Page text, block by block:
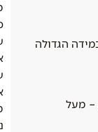
הגדולה
– מעל